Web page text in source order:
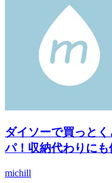
ダイソーで買っと
パ！収納代わりに
michill